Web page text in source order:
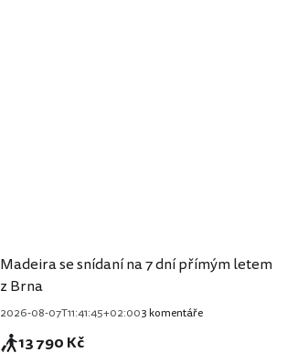
Madeira se snídaní na 7 dní přímým letem
z Brna
2026-08-07T11:41:45+02:003 komentáře
13 790 Kč